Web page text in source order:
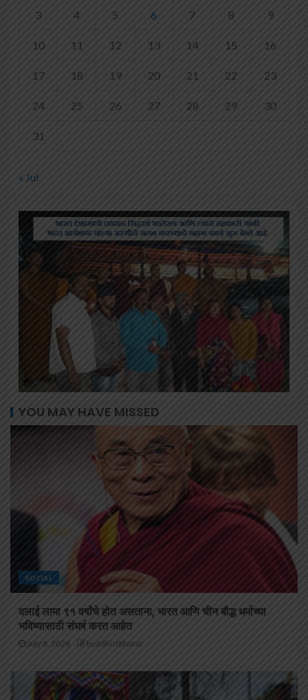
3 4 5 6 7 8 9
10 11 12 13 14 15 16
17 18 19 20 21 22 23
24 25 26 27 28 29 30
31
« Jul
YOU MAY HAVE MISSED
SOCIAL
दलाई लामा ९१ वर्षांचे होत असताना, भारत आणि चीन बौद्ध धर्माच्या
भविष्यासाठी संघर्ष करत आहेत
July 8, 2026 buddhistbharat